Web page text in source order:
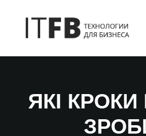
DEVOPS
АДМІНІСТРУВАННЯ СЕРВЕРІВ
ЯКІ